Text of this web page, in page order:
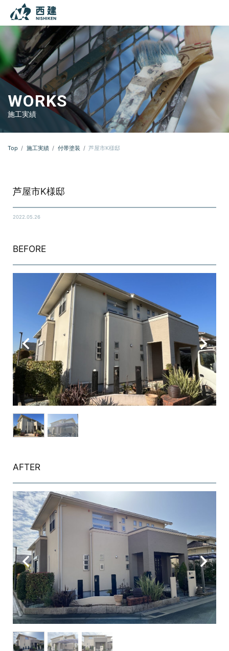
本文までスキップする
WORKS
施工実績
Top 施工実績 付帯塗装 芦屋市K様邸
芦屋市K様邸
2022.05.26
BEFORE
AFTER